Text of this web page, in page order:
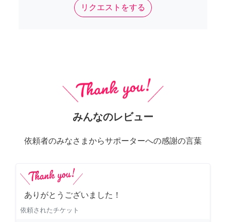
リクエストをする
みんなのレビュー
依頼者のみなさまからサポーターへの感謝の言葉
ありがとうございました！
依頼されたチケット